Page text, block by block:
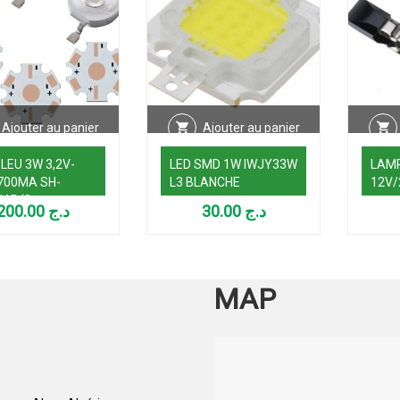
Ajouter au panier
3W 3,2V-
SH-
(3
د.ج 200.00
Ajouter au panier
LED SMD 1W IWJY33W
L3 BLANCHE
د.ج 30.00
MAP